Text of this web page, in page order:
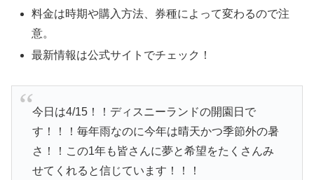
料金は時期や購入方法、券種によって変わるので注
意。
最新情報は公式サイトでチェック！
今日は4/15！！ディスニーランドの開園日で
す！！！毎年雨なのに今年は晴天かつ季節外の暑
さ！！この1年も皆さんに夢と希望をたくさんみ
せてくれると信じています！！！